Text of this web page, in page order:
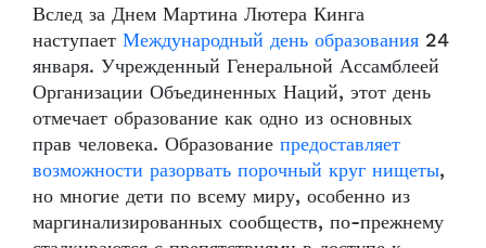
Вслед за Днем Мартина Лютера Кинга
наступает Международный день образования 24
января. Учрежденный Генеральной Ассамблеей
Организации Объединенных Наций, этот день
отмечает образование как одно из основных
прав человека. Образование предоставляет
возможности разорвать порочный круг нищеты,
но многие дети по всему миру, особенно из
маргинализированных сообществ, по-прежнему